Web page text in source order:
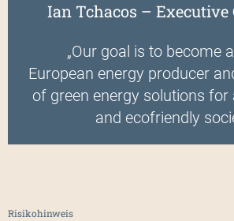
Ian Tchacos –
„Our goal is to become
European energy producer
of green energy solutions for
and ecofriendly
Risikohinweis